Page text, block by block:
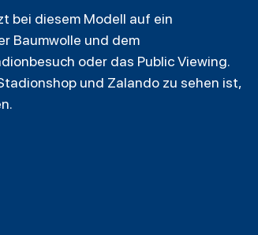
bei diesem Modell auf ein
Baumwolle und dem
oder das Public Viewing.
und Zalando zu sehen ist,